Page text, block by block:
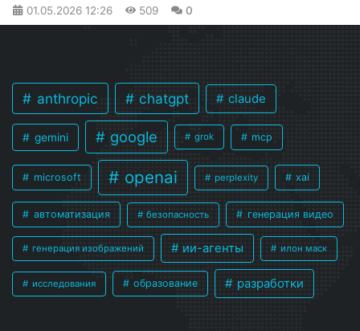
01.05.2026 12:26 509 0
anthropic chatgpt claude
gemini google grok mcp
microsoft openai perplexity xai
автоматизация безопасность генерация видео
генерация изображений ии-агенты илон маск
исследования образование разработки